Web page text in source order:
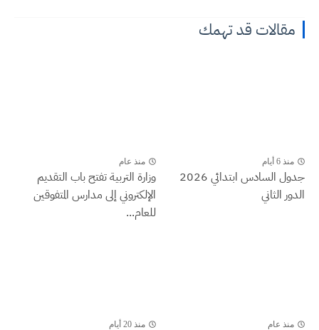
مقالات قد تهمك
منذ 6 أيام
جدول السادس ابتدائي 2026
الدور الثاني
منذ عام
وزارة التربية تفتح باب التقديم
الإلكتروني إلى مدارس المتفوقين
للعام...
منذ عام منذ 20 أيام